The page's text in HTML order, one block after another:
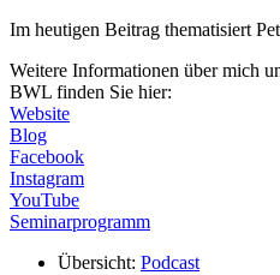
Im heutigen Beitrag thematisiert
Weitere Informationen über mich
BWL finden Sie hier:
Website
Blog
Facebook
Instagram
YouTube
Seminarprogramm
Übersicht: Podcast